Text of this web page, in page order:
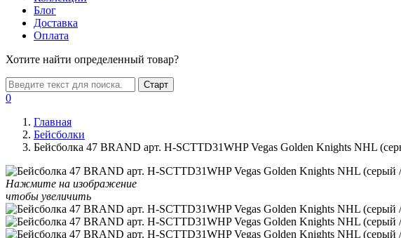
Блог
Доставка
Оплата
Хотите найти определенный товар?
Старт
0
Главная
Бейсболки
Бейсболка 47 BRAND арт. H-SCTTD31WHP Vegas Golden Knights NHL
Нажмите на изображение
чтобы увеличить